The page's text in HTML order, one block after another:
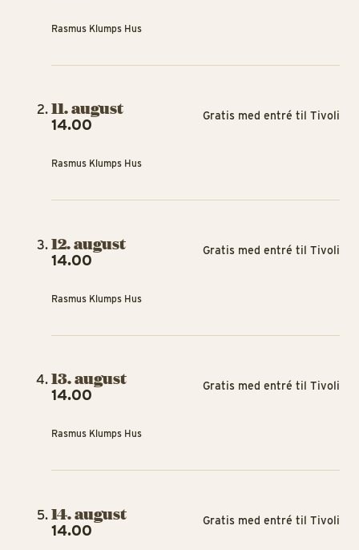
Rasmus Klumps Hus
11. august
14.00
Rasmus Klumps Hus
Gratis med entré til Tivoli
12. august
14.00
Rasmus Klumps Hus
Gratis med entré til Tivoli
13. august
14.00
Rasmus Klumps Hus
Gratis med entré til Tivoli
14. august
14.00
Gratis med entré til Tivoli